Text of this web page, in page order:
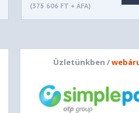
(375 606 FT + ÁFA)
Üzletünkben /